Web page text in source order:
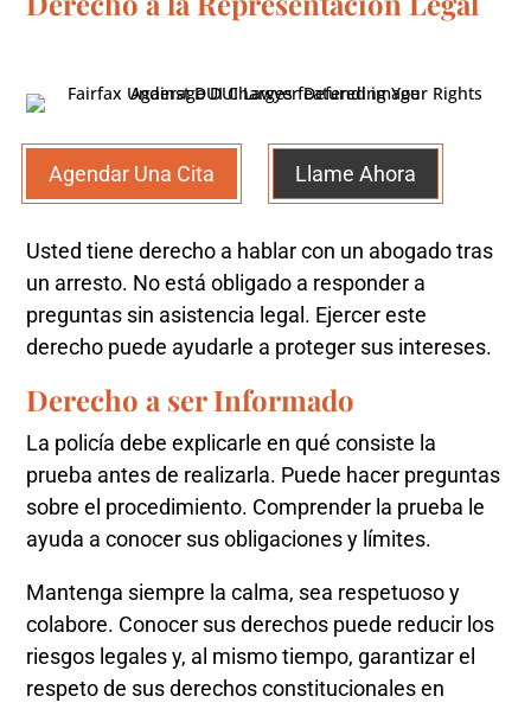
Agendar Una Cita Llame Ahora
Usted tiene derecho a hablar con un abogado tras
un arresto. No está obligado a responder a
preguntas sin asistencia legal. Ejercer este
derecho puede ayudarle a proteger sus intereses.
Derecho a ser Informado
La policía debe explicarle en qué consiste la
prueba antes de realizarla. Puede hacer preguntas
sobre el procedimiento. Comprender la prueba le
ayuda a conocer sus obligaciones y límites.
Mantenga siempre la calma, sea respetuoso y
colabore. Conocer sus derechos puede reducir los
riesgos legales y, al mismo tiempo, garantizar el
respeto de sus derechos constitucionales en